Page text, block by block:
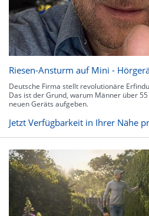
Riesen-Ansturm auf Mini -
Deutsche Firma stellt revolutionäre
Das ist der Grund, warum Männer über
neuen Geräts aufgeben.
Jetzt Verfügbarkeit in Ihrer Nähe